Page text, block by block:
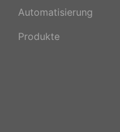
Automatisierung
Produkte